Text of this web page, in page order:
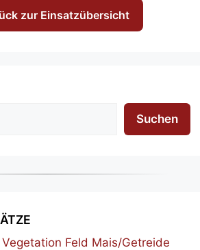
zur Einsatzübersicht
Suchen
Vegetation Feld Mais/Getreide